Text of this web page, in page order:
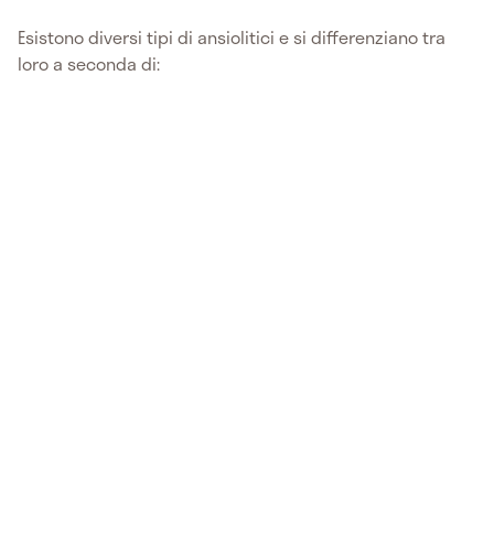
Esistono diversi tipi di ansiolitici e si differenziano tra
loro a seconda di: